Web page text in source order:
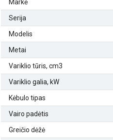
Markė
Serija
Modelis
Metai
Variklio tūris, cm3
Variklio galia, kW
Kėbulo tipas
Vairo padėtis
Greičio dėžė